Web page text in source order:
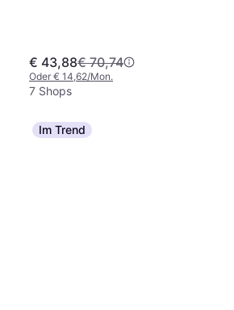
€ 43,88€ 70,74
Oder € 14,62/Mon.
7 Shops
Im Trend